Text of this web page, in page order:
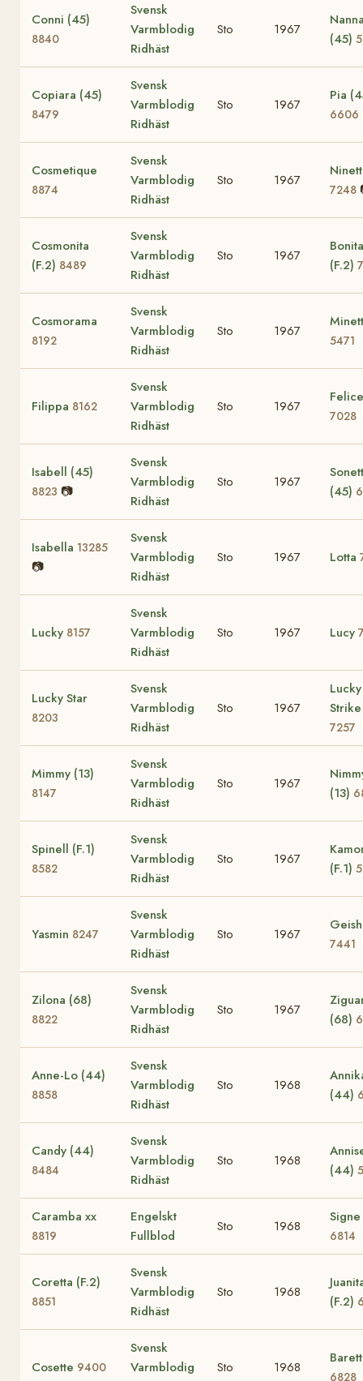
Conni (45)
8840
Svensk
Varmblodig
Ridhäst
Sto 1967
(45)
Copiara (45)
8479
Svensk
Varmblodig
Ridhäst
Sto 1967
Pia
6606
Cosmetique
8874
Svensk
Varmblodig
Ridhäst
Sto 1967
7248
Cosmonita
(F.2) 8489
Svensk
Varmblodig
Ridhäst
Sto 1967
Bonita
(F.2)
Cosmorama
8192
Svensk
Varmblodig
Ridhäst
Sto 1967
5471
Filippa 8162
Svensk
Varmblodig
Ridhäst
Sto 1967
Felice
7028
Isabell (45)
8823 📷
Svensk
Varmblodig
Ridhäst
Sto 1967
(45)
Isabella 13285
📷
Svensk
Varmblodig
Ridhäst
Sto 1967 Lotta
Lucky 8157
Svensk
Varmblodig
Ridhäst
Sto 1967 Lucy
Lucky Star
8203
Svensk
Varmblodig
Ridhäst
Sto 1967
Lucky
Strike
7257
Mimmy (13)
8147
Svensk
Varmblodig
Ridhäst
Sto 1967
(13)
Spinell (F.1)
8582
Svensk
Varmblodig
Ridhäst
Sto 1967
(F.1)
Yasmin 8247
Svensk
Varmblodig
Ridhäst
Sto 1967
7441
Zilona (68)
8822
Svensk
Varmblodig
Ridhäst
Sto 1967
(68)
Anne-Lo (44)
8858
Svensk
Varmblodig
Ridhäst
Sto 1968
(44)
Candy (44)
8484
Svensk
Varmblodig
Ridhäst
Sto 1968
(44)
Caramba xx
8819
Engelskt
Fullblod
Sto 1968
6814
Coretta (F.2)
8851
Svensk
Varmblodig
Ridhäst
Sto 1968
(F.2)
Cosette 9400
Svensk
Varmblodig
Sto 1968
6828